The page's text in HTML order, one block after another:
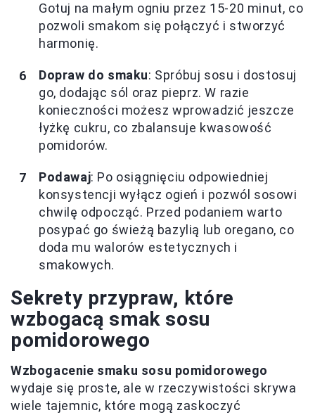
Gotuj na małym ogniu przez 15-20 minut, co
pozwoli smakom się połączyć i stworzyć
harmonię.
Dopraw do smaku: Spróbuj sosu i dostosuj
go, dodając sól oraz pieprz. W razie
konieczności możesz wprowadzić jeszcze
łyżkę cukru, co zbalansuje kwasowość
pomidorów.
Podawaj: Po osiągnięciu odpowiedniej
konsystencji wyłącz ogień i pozwól sosowi
chwilę odpocząć. Przed podaniem warto
posypać go świeżą bazylią lub oregano, co
doda mu walorów estetycznych i
smakowych.
Sekrety przypraw, które
wzbogacą smak sosu
pomidorowego
Wzbogacenie smaku sosu pomidorowego
wydaje się proste, ale w rzeczywistości skrywa
wiele tajemnic, które mogą zaskoczyć